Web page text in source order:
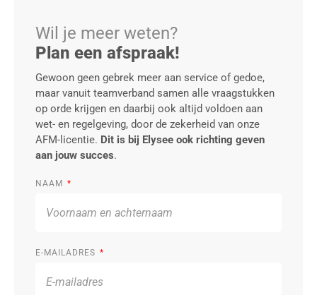
Wil je meer weten?
Plan een afspraak!
Gewoon geen gebrek meer aan service of gedoe,
maar vanuit teamverband samen alle vraagstukken
op orde krijgen en daarbij ook altijd voldoen aan
wet- en regelgeving, door de zekerheid van onze
AFM-licentie. Dit is bij Elysee ook richting geven
aan jouw succes.
NAAM
E-MAILADRES